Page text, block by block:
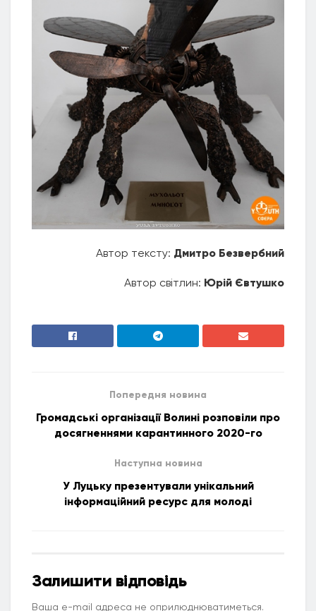
Автор тексту: Дмитро Безвербний
Автор світлин: Юрій Євтушко
Попередня новина
Громадські організації Волині розповіли про
досягненнями карантинного 2020-го
Наступна новина
У Луцьку презентували унікальний
інформаційний ресурс для молоді
Залишити відповідь
Ваша e-mail адреса не оприлюднюватиметься.